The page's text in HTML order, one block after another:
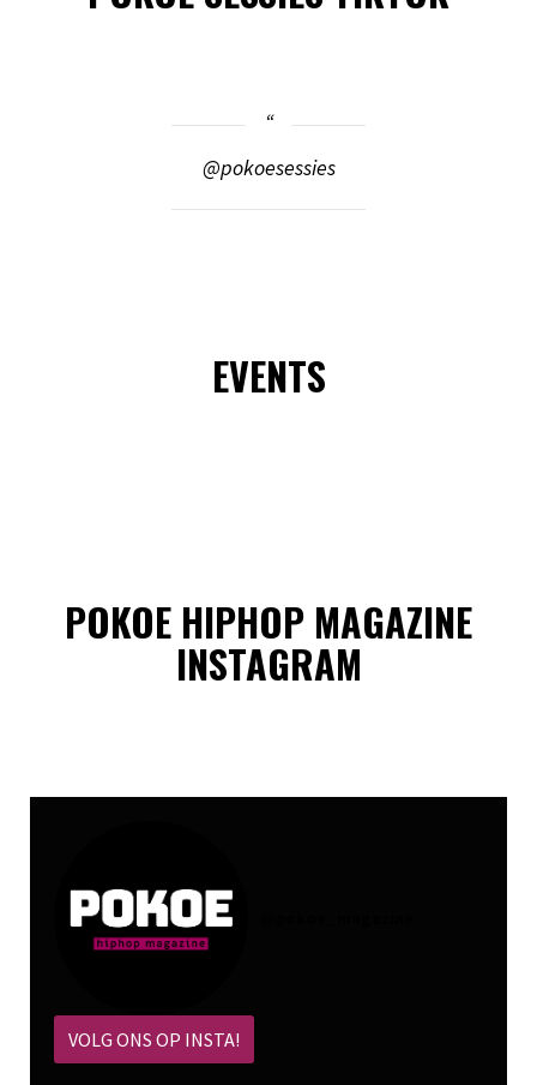
@pokoesessies
EVENTS
POKOE HIPHOP MAGAZINE
INSTAGRAM
VOLG ONS OP INSTA!